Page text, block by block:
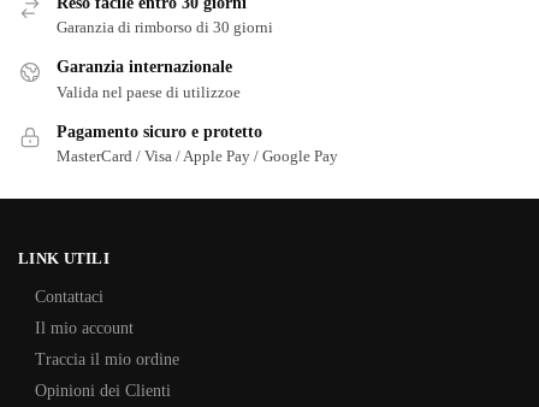
Garanzia di rimborso di 30 giorni
Garanzia internazionale
Valida nel paese di utilizzoe
Pagamento sicuro e protetto
MasterCard / Visa / Apple Pay / Google Pay
LINK UTILI
Contattaci
Il mio account
Traccia il mio ordine
Opinioni dei Clienti